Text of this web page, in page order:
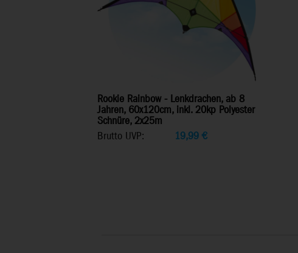
Rookie Rainbow - Lenkdrachen, ab 8
Jahren, 60x120cm, inkl. 20kp Polyester
Schnüre, 2x25m
Brutto UVP:
19,99 €